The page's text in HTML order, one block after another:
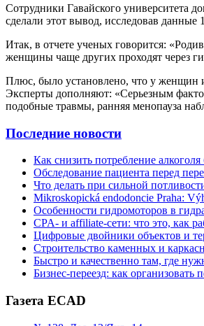
Сотрудники Гавайского университета
сделали этот вывод, исследовав
Итак, в отчете ученых говорится:
женщины чаще других проходят через
Плюс, было установлено, что у женщин
Эксперты дополняют: «Серьезным
подобные травмы, ранняя менопауза
Последние новости
Как снизить потребление алкоголя
Обследование пациента перед
Что делать при сильной
Mikroskopická endodoncie Praha:
Особенности гидромоторов в
CPA- и affiliate-сети: что это, как
Цифровые двойники объектов и
Строительство каменных и
Быстро и качественно там, где
Бизнес-переезд: как организовать
Газета ECAD